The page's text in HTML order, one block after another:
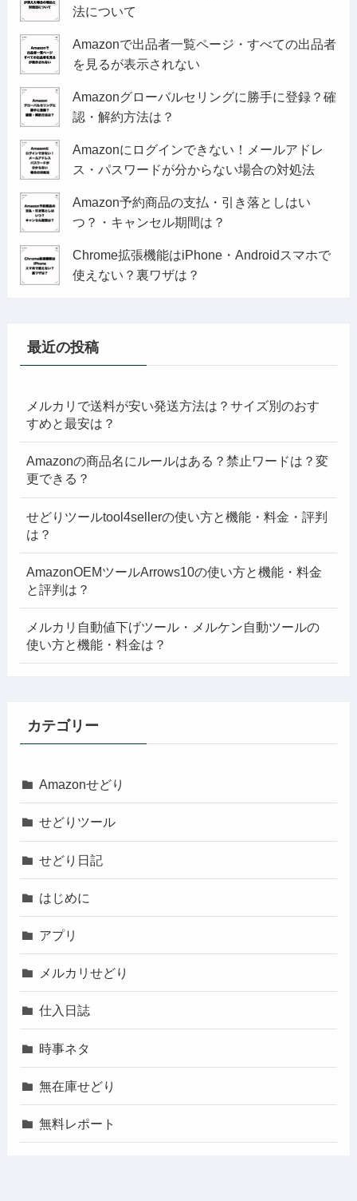
法について
Amazonで出品者一覧ページ・すべての出品者
を見るが表示されない
Amazonグローバルセリングに勝手に登録？確
認・解約方法は？
Amazonにログインできない！メールアドレ
ス・パスワードが分からない場合の対処法
Amazon予約商品の支払・引き落としはい
つ？・キャンセル期間は？
Chrome拡張機能はiPhone・Androidスマホで
使えない？裏ワザは？
最近の投稿
メルカリで送料が安い発送方法は？サイズ別のおす
すめと最安は？
Amazonの商品名にルールはある？禁止ワードは？変
更できる？
せどりツールtool4sellerの使い方と機能・料金・評判
は？
AmazonOEMツールArrows10の使い方と機能・料金
と評判は？
メルカリ自動値下げツール・メルケン自動ツールの
使い方と機能・料金は？
カテゴリー
Amazonせどり
せどりツール
せどり日記
はじめに
アプリ
メルカリせどり
仕入日誌
時事ネタ
無在庫せどり
無料レポート